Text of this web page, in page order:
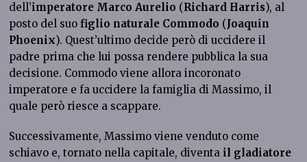
dell’imperatore Marco Aurelio (Richard Harris), al
posto del suofiglio naturale Commodo (Joaquin
Phoenix). Quest’ultimo decide però di uccidere il
padre prima che lui possa rendere pubblica la sua
decisione. Commodo viene allora incoronato
imperatore e fa uccidere la famiglia di Massimo, il
quale però riesce a scappare.
Successivamente, Massimo viene venduto come
schiavo e, tornato nella capitale, diventa il gladiatore